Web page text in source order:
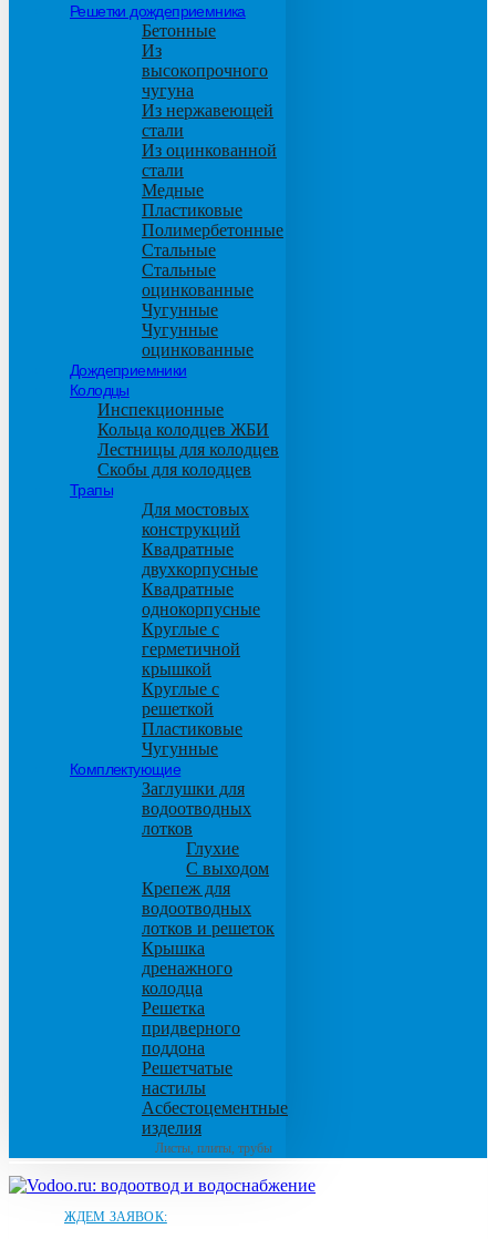
Решетки дождеприемника
Бетонные
Из
высокопрочного
чугуна
Из нержавеющей
стали
Из оцинкованной
стали
Медные
Пластиковые
Полимербетонные
Стальные
Стальные
оцинкованные
Чугунные
Чугунные
оцинкованные
Дождеприемники
Колодцы
Инспекционные
Кольца колодцев ЖБИ
Лестницы для колодцев
Скобы для колодцев
Трапы
Для мостовых
конструкций
Квадратные
двухкорпусные
Квадратные
однокорпусные
Круглые с
герметичной
крышкой
Круглые с
решеткой
Пластиковые
Чугунные
Комплектующие
Заглушки для
водоотводных
лотков
Глухие
С выходом
Крепеж для
водоотводных
лотков и решеток
Крышка
дренажного
колодца
Решетка
придверного
поддона
Решетчатые
настилы
Асбестоцементные
изделия
Листы, плиты, трубы
ЖДЕМ ЗАЯВОК: